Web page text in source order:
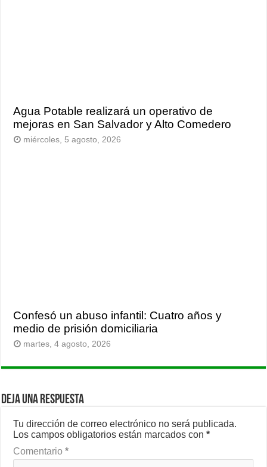
Agua Potable realizará un operativo de
mejoras en San Salvador y Alto Comedero
miércoles, 5 agosto, 2026
Confesó un abuso infantil: Cuatro años y
medio de prisión domiciliaria
martes, 4 agosto, 2026
Deja una respuesta
Tu dirección de correo electrónico no será publicada.
Los campos obligatorios están marcados con*
Comentario*